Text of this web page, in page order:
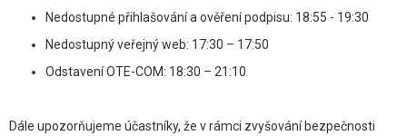
Nedostupné přihlašování a ověření podpisu: 18:55 - 19:30
Nedostupný veřejný web: 17:30 – 17:50
Odstavení OTE-COM: 18:30 – 21:10
Dále upozorňujeme účastníky, že v rámci zvyšování bezpečnosti